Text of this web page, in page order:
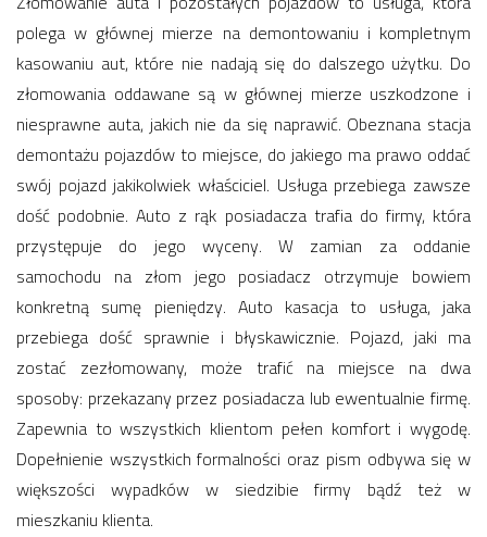
polega w głównej mierze na demontowaniu i kompletnym
kasowaniu aut, które nie nadają się do dalszego użytku. Do
złomowania oddawane są w głównej mierze uszkodzone i
niesprawne auta, jakich nie da się naprawić. Obeznana stacja
demontażu pojazdów to miejsce, do jakiego ma prawo oddać
swój pojazd jakikolwiek właściciel. Usługa przebiega zawsze
dość podobnie. Auto z rąk posiadacza trafia do firmy, która
przystępuje do jego wyceny. W zamian za oddanie
samochodu na złom jego posiadacz otrzymuje bowiem
konkretną sumę pieniędzy. Auto kasacja to usługa, jaka
przebiega dość sprawnie i błyskawicznie. Pojazd, jaki ma
zostać zezłomowany, może trafić na miejsce na dwa
sposoby: przekazany przez posiadacza lub ewentualnie firmę.
Zapewnia to wszystkich klientom pełen komfort i wygodę.
Dopełnienie wszystkich formalności oraz pism odbywa się w
większości wypadków w siedzibie firmy bądź też w
mieszkaniu klienta.